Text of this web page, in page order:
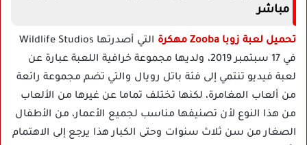
مباشر
تحميل لعبة زوبا Zooba مهكرة
التي أصدرتها Wildlife Studios
في 17 سبتمبر 2019، ولديها مجموعة خرافية اللعبة عبارة عن
لعبة فيديو تنتمي إلى فئة باتل رويال والتي تضم مجموعة رائعة
من ألعاب المغامرة، لكنها تختلف تماما عن غيرها من الألعاب
من هذا النوع لأن تصنيفها مناسب لجميع الأعمار، من الأطفال
الصغار من سن ثلاث سنوات وحتى الكبار هذا يرجع إلى الاهتمام